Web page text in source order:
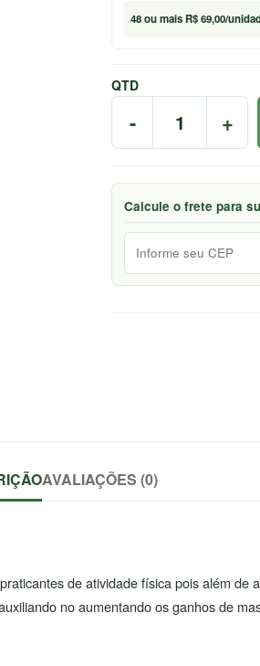
48ou mais R$ 69,00/
QTD
- +
Calcule o frete para
AVALIAÇÕES (0)
de atividade física pois além
no aumentando os ganhos de